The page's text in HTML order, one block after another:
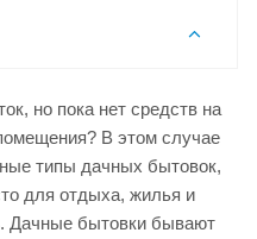
но пока нет средств на
В этом случае
типы дачных бытовок,
для отдыха, жилья и
Дачные бытовки бывают